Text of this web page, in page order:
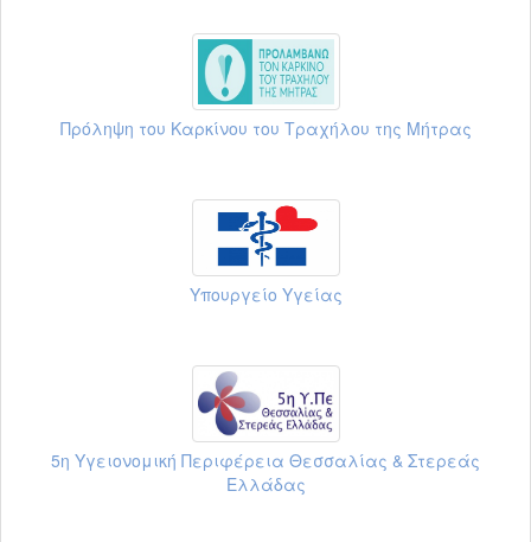
Πρόληψη του Καρκίνου του Τραχήλου της Μήτρας
Υπουργείο Υγείας
5η Υγειονομική Περιφέρεια Θεσσαλίας & Στερεάς
Ελλάδας